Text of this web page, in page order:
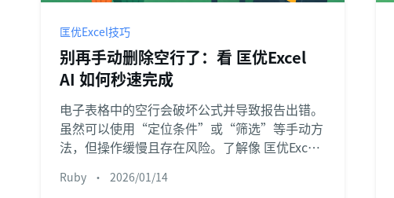
匡优Excel技巧
别再手动删除空行了：看 匡优Excel
AI 如何秒速完成
电子表格中的空行会破坏公式并导致报告出错。
虽然可以使用“定位条件”或“筛选”等手动方
法，但操作缓慢且存在风险。了解像 匡优Excel
所有空行，在几秒钟内完成数据清洗。
Ruby • 2026/01/14